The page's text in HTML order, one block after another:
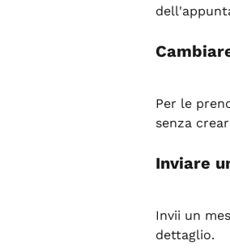
Per le
senza
Inviare
Invii un
dettaglio.